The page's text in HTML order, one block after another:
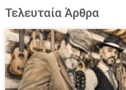
Τελευταία Άρθρα